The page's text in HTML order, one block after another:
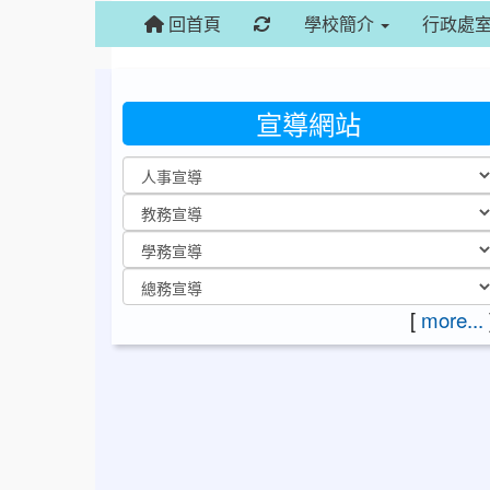
回首頁 重新取得佈景設定
學校簡介 行政處室
宣導網站
[ more...